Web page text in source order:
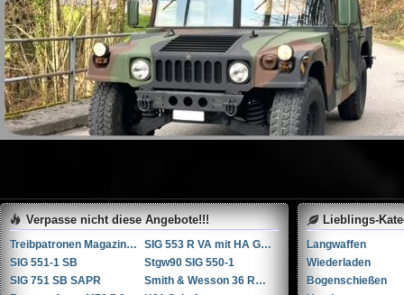
Verpasse nicht diese Angebote!!!
Treibpatronen Magazin STGW 57
SIG 553 R VA mit HA Griffstück
SIG 551-1 SB
Stgw90 SIG 550-1
SIG 751 SB SAPR
Smith & Wesson 36 RB .38 Spl.
Lieblings-
Langwaffen
Wiederladen
Bogenschießen